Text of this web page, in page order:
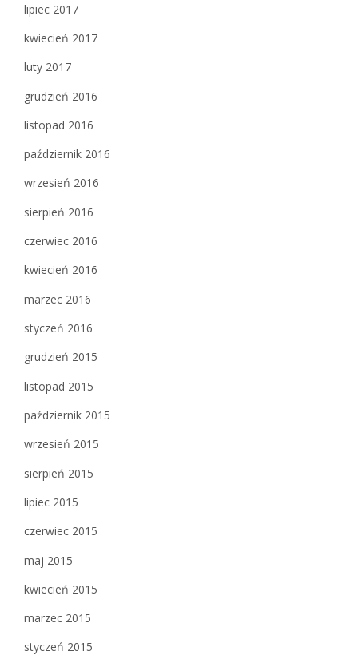
lipiec 2017
kwiecień 2017
luty 2017
grudzień 2016
listopad 2016
październik 2016
wrzesień 2016
sierpień 2016
czerwiec 2016
kwiecień 2016
marzec 2016
styczeń 2016
grudzień 2015
listopad 2015
październik 2015
wrzesień 2015
sierpień 2015
lipiec 2015
czerwiec 2015
maj 2015
kwiecień 2015
marzec 2015
styczeń 2015